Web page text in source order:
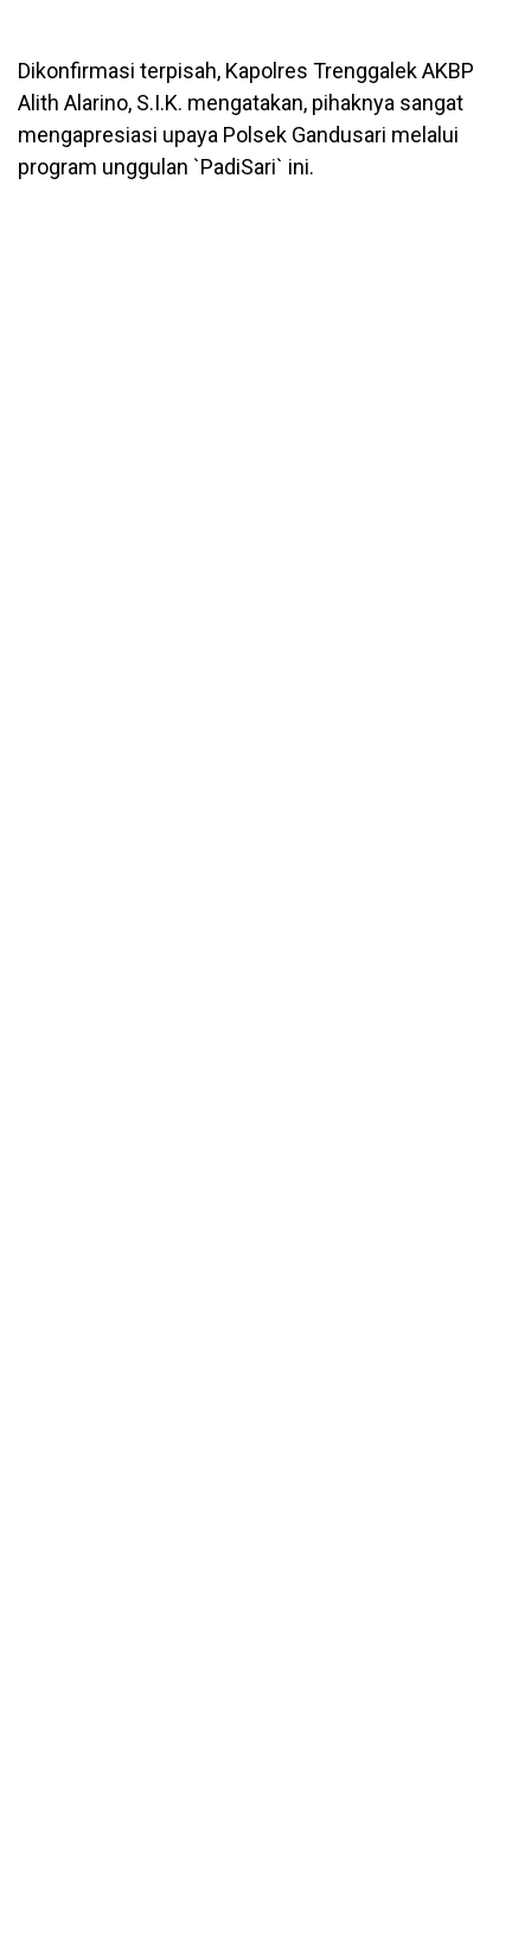
Dikonfirmasi terpisah, Kapolres Trenggalek AKBP
Alith Alarino, S.I.K. mengatakan, pihaknya sangat
mengapresiasi upaya Polsek Gandusari melalui
program unggulan `PadiSari` ini.